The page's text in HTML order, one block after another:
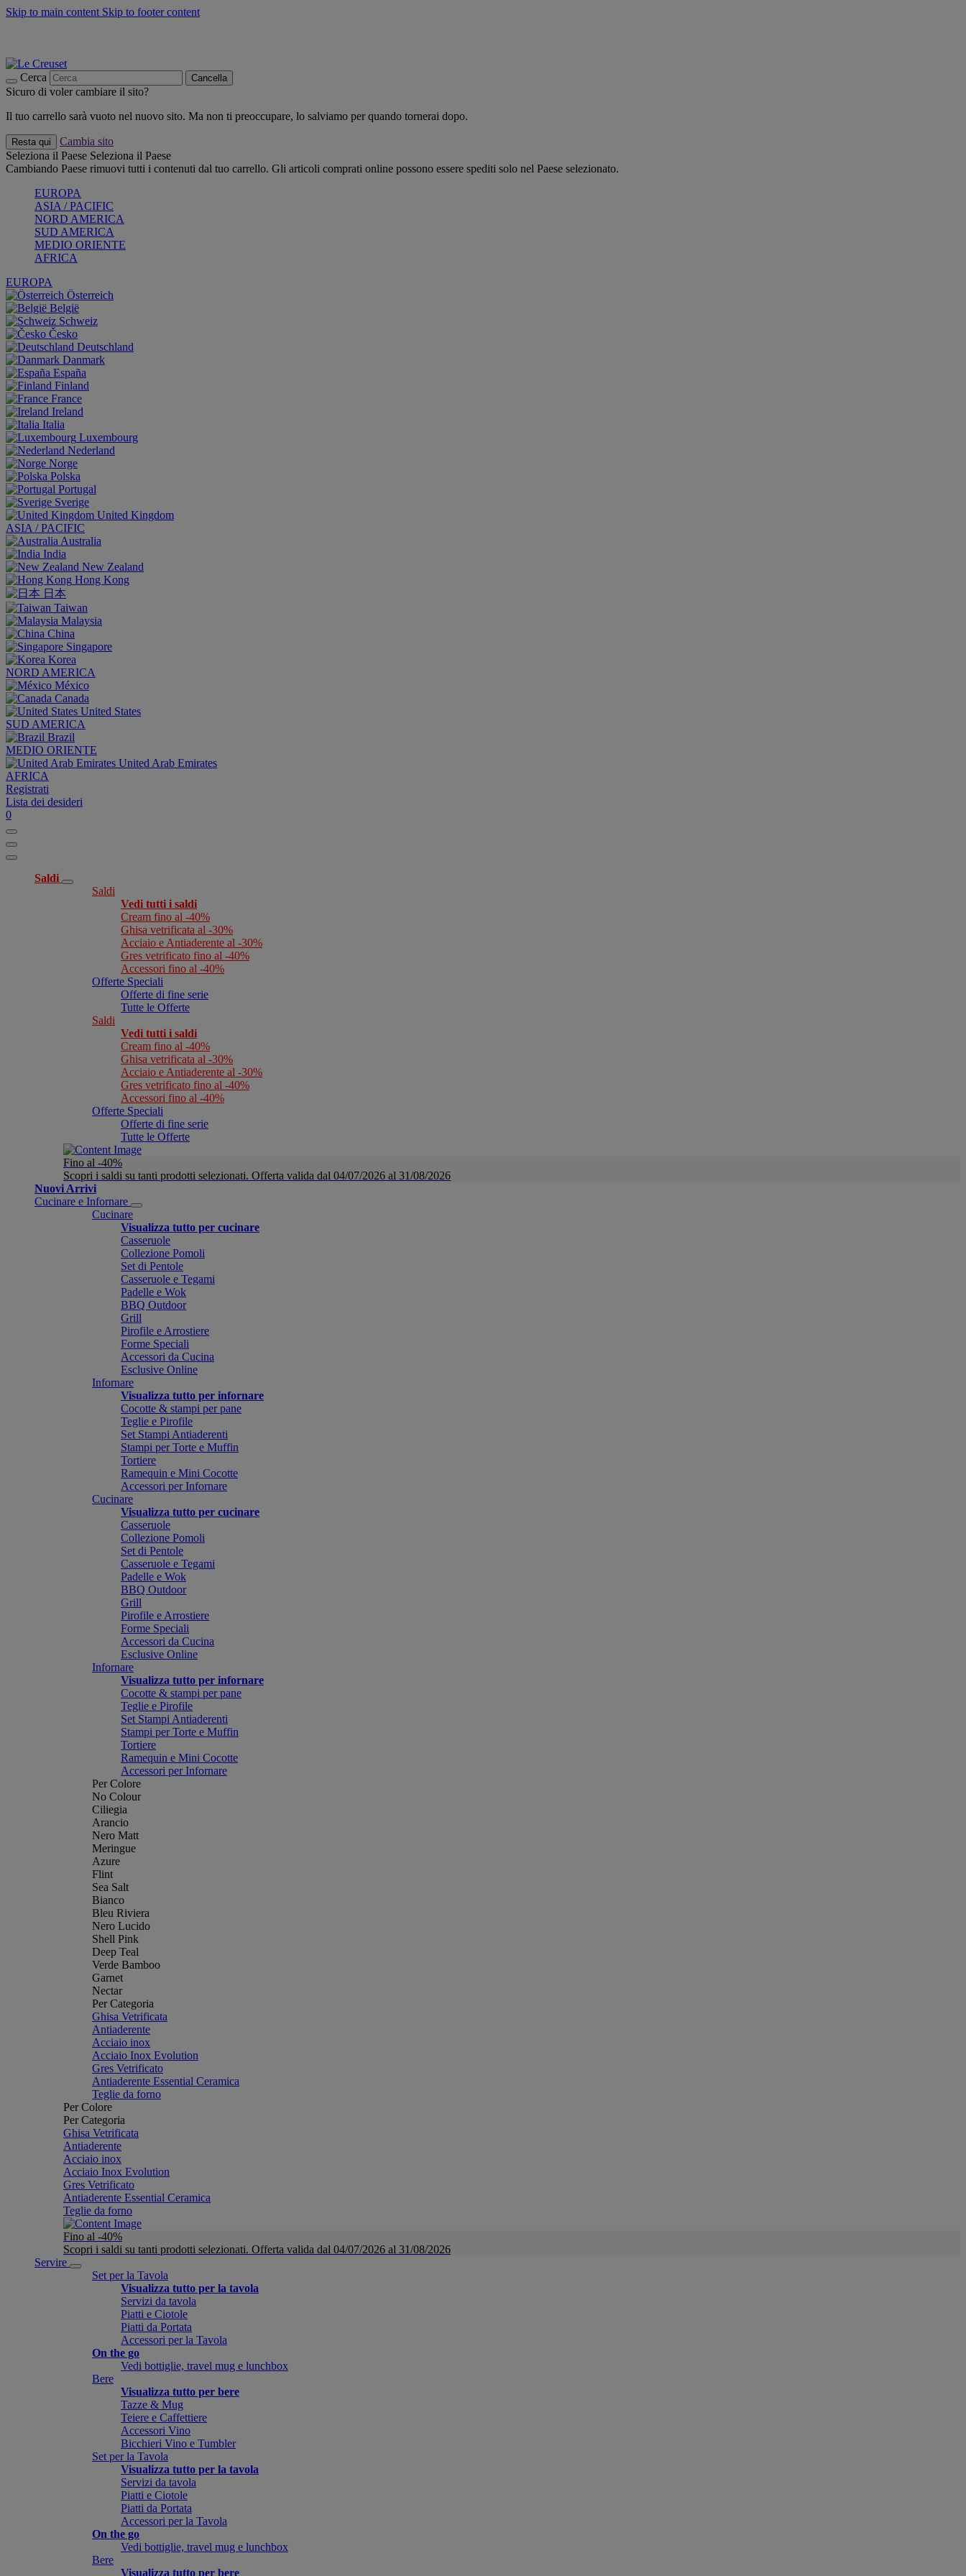
Skip to main content Skip to footer content
Cerca Cancella
Sicuro di voler cambiare il sito?
Il tuo carrello sarà vuoto nel nuovo sito. Ma non ti preoccupare, lo salviamo per quando tornerai dopo.
Resta qui
Cambia sito
Seleziona il Paese Seleziona il Paese
Cambiando Paese rimuovi tutti i contenuti dal tuo carrello. Gli articoli comprati online possono essere spediti solo nel Paese selezionato.
EUROPA
ASIA / PACIFIC
NORD AMERICA
SUD AMERICA
MEDIO ORIENTE
AFRICA
EUROPA
Österreich
België
Schweiz
Česko
Deutschland
Danmark
España
Finland
France
Ireland
Italia
Luxembourg
Nederland
Norge
Polska
Portugal
Sverige
United Kingdom
ASIA / PACIFIC
Australia
India
New Zealand
Hong Kong
日本
Taiwan
Malaysia
China
Singapore
Korea
NORD AMERICA
México
Canada
United States
SUD AMERICA
Brazil
MEDIO ORIENTE
United Arab Emirates
AFRICA
Registrati
Lista dei desideri
0
Saldi
Saldi
Vedi tutti i saldi
Cream fino al -40%
Ghisa vetrificata al -30%
Acciaio e Antiaderente al -30%
Gres vetrificato fino al -40%
Accessori fino al -40%
Offerte Speciali
Offerte di fine serie
Tutte le Offerte
Saldi
Vedi tutti i saldi
Cream fino al -40%
Ghisa vetrificata al -30%
Acciaio e Antiaderente al -30%
Gres vetrificato fino al -40%
Accessori fino al -40%
Offerte Speciali
Offerte di fine serie
Tutte le Offerte
Fino al -40%
Scopri i saldi su tanti prodotti selezionati. Offerta valida dal 04/07/2026 al 31/08/2026
Nuovi Arrivi
Cucinare e Infornare
Cucinare
Visualizza tutto per cucinare
Casseruole
Collezione Pomoli
Set di Pentole
Casseruole e Tegami
Padelle e Wok
BBQ Outdoor
Grill
Pirofile e Arrostiere
Forme Speciali
Accessori da Cucina
Esclusive Online
Infornare
Visualizza tutto per infornare
Cocotte & stampi per pane
Teglie e Pirofile
Set Stampi Antiaderenti
Stampi per Torte e Muffin
Tortiere
Ramequin e Mini Cocotte
Accessori per Infornare
Cucinare
Visualizza tutto per cucinare
Casseruole
Collezione Pomoli
Set di Pentole
Casseruole e Tegami
Padelle e Wok
BBQ Outdoor
Grill
Pirofile e Arrostiere
Forme Speciali
Accessori da Cucina
Esclusive Online
Infornare
Visualizza tutto per infornare
Cocotte & stampi per pane
Teglie e Pirofile
Set Stampi Antiaderenti
Stampi per Torte e Muffin
Tortiere
Ramequin e Mini Cocotte
Accessori per Infornare
Per Colore
No Colour
Ciliegia
Arancio
Nero Matt
Meringue
Azure
Flint
Sea Salt
Bianco
Bleu Riviera
Nero Lucido
Shell Pink
Deep Teal
Verde Bamboo
Garnet
Nectar
Per Categoria
Ghisa Vetrificata
Antiaderente
Acciaio inox
Acciaio Inox Evolution
Gres Vetrificato
Antiaderente Essential Ceramica
Teglie da forno
Per Colore
Per Categoria
Ghisa Vetrificata
Antiaderente
Acciaio inox
Acciaio Inox Evolution
Gres Vetrificato
Antiaderente Essential Ceramica
Teglie da forno
Fino al -40%
Scopri i saldi su tanti prodotti selezionati. Offerta valida dal 04/07/2026 al 31/08/2026
Servire
Set per la Tavola
Visualizza tutto per la tavola
Servizi da tavola
Piatti e Ciotole
Piatti da Portata
Accessori per la Tavola
On the go
Vedi bottiglie, travel mug e lunchbox
Bere
Visualizza tutto per bere
Tazze & Mug
Teiere e Caffettiere
Accessori Vino
Bicchieri Vino e Tumbler
Set per la Tavola
Visualizza tutto per la tavola
Servizi da tavola
Piatti e Ciotole
Piatti da Portata
Accessori per la Tavola
On the go
Vedi bottiglie, travel mug e lunchbox
Bere
Visualizza tutto per bere